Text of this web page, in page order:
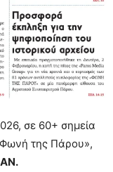
σε 60+ σημεία
της Πάρου»,